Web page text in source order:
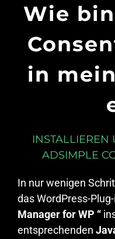
Wie
in
INSTALLIEREN
ADSIMPLE
In nur wenigen
das WordPress-
Manager for WP “
entsprechenden